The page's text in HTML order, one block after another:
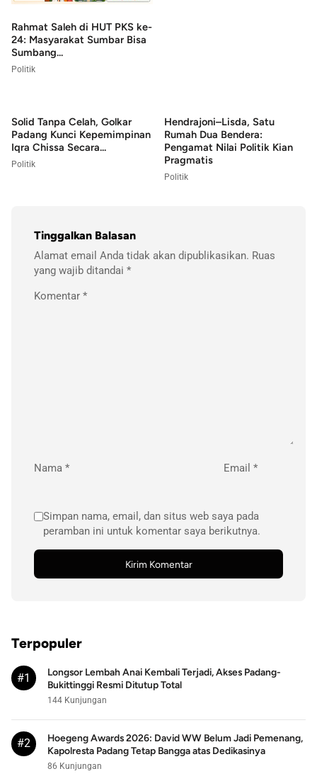
Rahmat Saleh di HUT PKS ke-
24: Masyarakat Sumbar Bisa
Sumbang...
Politik
Solid Tanpa Celah, Golkar
Padang Kunci Kepemimpinan
Iqra Chissa Secara...
Politik
Hendrajoni–Lisda, Satu
Rumah Dua Bendera:
Pengamat Nilai Politik Kian
Pragmatis
Politik
Tinggalkan Balasan
Alamat email Anda tidak akan dipublikasikan. Ruas
yang wajib ditandai *
Komentar *
Nama * Email *
Simpan nama, email, dan situs web saya pada
peramban ini untuk komentar saya berikutnya.
Terpopuler
#1
Longsor Lembah Anai Kembali Terjadi, Akses Padang-
Bukittinggi Resmi Ditutup Total
144 Kunjungan
#2
Hoegeng Awards 2026: David WW Belum Jadi Pemenang,
Kapolresta Padang Tetap Bangga atas Dedikasinya
86 Kunjungan